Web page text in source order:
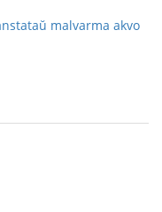
malvarma akvo